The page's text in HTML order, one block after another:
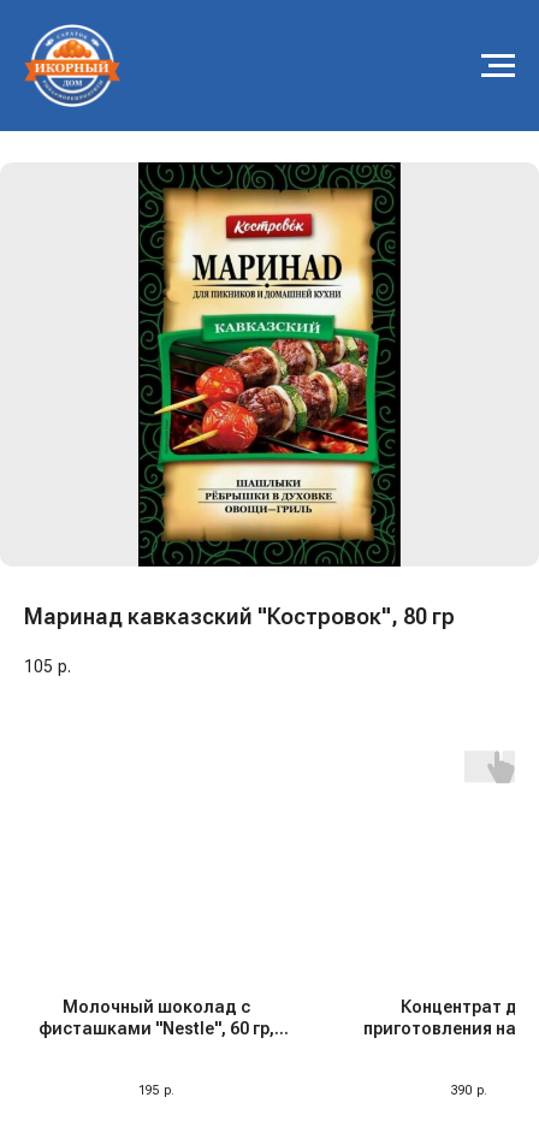
Маринад кавказский "Костровок", 80 гр
105 р.
Молочный шоколад с
фисташками "Nestle", 60 гр,
195 р.
Концентрат для
приготовления
390 р.